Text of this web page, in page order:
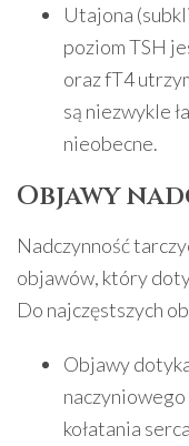
Utajona
poziom TSH
oraz fT4
są niezwykle
nieobecne.
Objawy
Nadczynność
objawów, który
Do najczęstszych
Objawy
kołatania